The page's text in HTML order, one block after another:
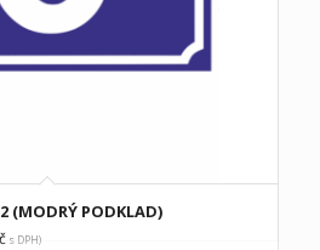
(MODRÝ PODKLAD)
s DPH)